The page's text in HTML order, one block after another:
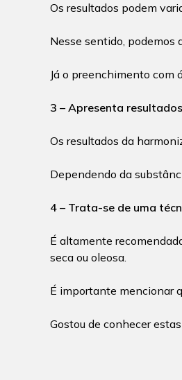
Os resultados podem
Nesse sentido, podemos
Já o preenchimento com
3 – Apresenta
Os resultados da
Dependendo da
4 – Trata-se de uma
É altamente
seca ou oleosa.
É importante mencionar
Gostou de conhecer